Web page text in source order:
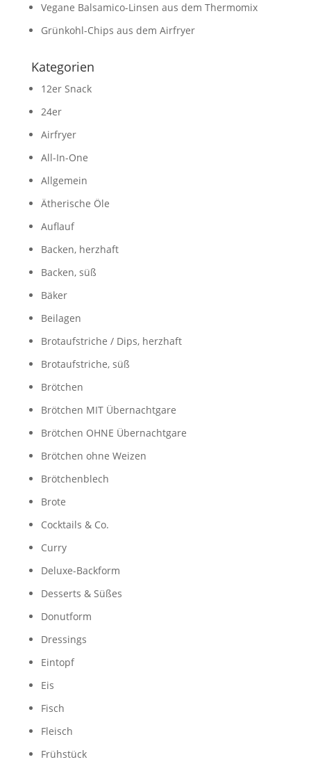
Vegane Balsamico-Linsen aus dem Thermomix
Grünkohl-Chips aus dem Airfryer
Kategorien
12er Snack
24er
Airfryer
All-In-One
Allgemein
Ätherische Öle
Auflauf
Backen, herzhaft
Backen, süß
Bäker
Beilagen
Brotaufstriche / Dips, herzhaft
Brotaufstriche, süß
Brötchen
Brötchen MIT Übernachtgare
Brötchen OHNE Übernachtgare
Brötchen ohne Weizen
Brötchenblech
Brote
Cocktails & Co.
Curry
Deluxe-Backform
Desserts & Süßes
Donutform
Dressings
Eintopf
Eis
Fisch
Fleisch
Frühstück